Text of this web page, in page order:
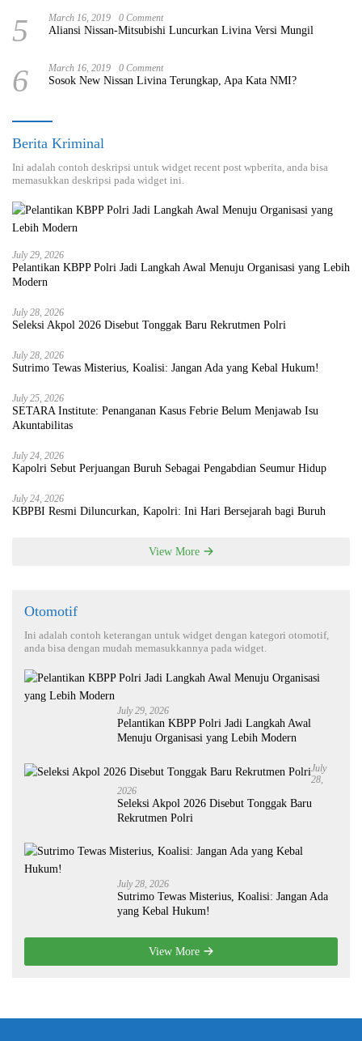
5 March 16, 2019 0 Comment
Aliansi Nissan-Mitsubishi Luncurkan Livina Versi Mungil
6 March 16, 2019 0 Comment
Sosok New Nissan Livina Terungkap, Apa Kata NMI?
Berita Kriminal
Ini adalah contoh deskripsi untuk widget recent post wpberita, anda bisa
memasukkan deskripsi pada widget ini.
July 29, 2026
Pelantikan KBPP Polri Jadi Langkah Awal Menuju Organisasi yang Lebih
Modern
July 28, 2026
Seleksi Akpol 2026 Disebut Tonggak Baru Rekrutmen Polri
July 28, 2026
Sutrimo Tewas Misterius, Koalisi: Jangan Ada yang Kebal Hukum!
July 25, 2026
SETARA Institute: Penanganan Kasus Febrie Belum Menjawab Isu
Akuntabilitas
July 24, 2026
Kapolri Sebut Perjuangan Buruh Sebagai Pengabdian Seumur Hidup
July 24, 2026
KBPBI Resmi Diluncurkan, Kapolri: Ini Hari Bersejarah bagi Buruh
View More
Otomotif
Ini adalah contoh keterangan untuk widget dengan kategori otomotif,
anda bisa dengan mudah memasukkannya pada widget.
July 29, 2026
Pelantikan KBPP Polri Jadi Langkah Awal
Menuju Organisasi yang Lebih Modern
July
28,
2026
Seleksi Akpol 2026 Disebut Tonggak Baru
Rekrutmen Polri
July 28, 2026
Sutrimo Tewas Misterius, Koalisi: Jangan Ada
yang Kebal Hukum!
View More